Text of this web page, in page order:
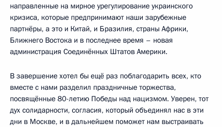
направленные на мирное урегулирование украинского
кризиса, которые предпринимают наши зарубежные
партнёры, а это и Китай, и Бразилия, страны Африки,
Ближнего Востока и в последнее время – новая
администрация Соединённых Штатов Америки.
В завершение хотел бы ещё раз поблагодарить всех, кто
вместе с нами разделил праздничные торжества,
посвящённые 80-летию Победы над нацизмом. Уверен, тот
дух солидарности, согласия, который объединял нас в эти
дни в Москве, и в дальнейшем поможет нам выстраивать